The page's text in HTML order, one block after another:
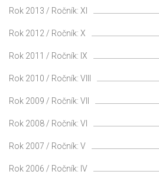
Rok 2013 / Ročník: XI
Rok 2012 / Ročník: X
Rok 2011 / Ročník: IX
Rok 2010 / Ročník: VIII
Rok 2009 / Ročník: VII
Rok 2008 / Ročník: VI
Rok 2007 / Ročník: V
Rok 2006 / Ročník: IV